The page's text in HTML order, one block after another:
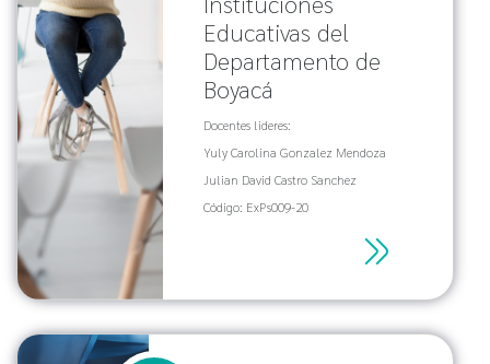
Educativas del
Departamento de
Boyacá
Docentes lideres:
Yuly Carolina Gonzalez Mendoza
Julian David Castro Sanchez
Código: ExPs009-20